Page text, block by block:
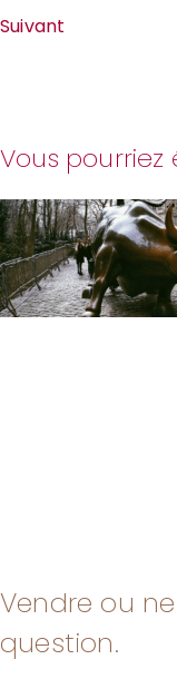
Suivant
Vous
Vendre ou
question.